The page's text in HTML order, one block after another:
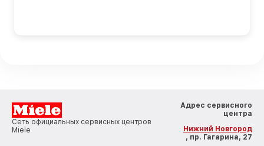
Сеть официальных сервисных центров
Miele
Адрес сервисного
центра
Нижний Новгород
, пр. Гагарина, 27